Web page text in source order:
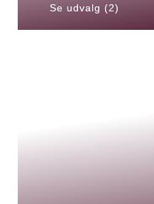
Se udvalg (2)